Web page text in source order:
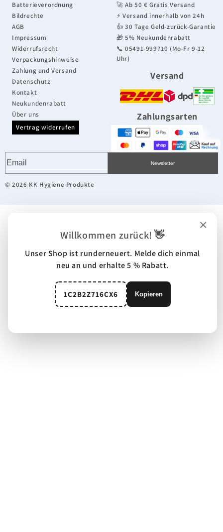
Batterieverordnung
Bildrechte
AGB
Impressum
Widerrufsrecht
Verpackungshinweise
Zahlung und Versand
Datenschutz
Kontakt
Neukundenrabatt
Über uns
Vertrag widerrufen
🚀 Ab 50 € Gratis Versand
⚡ Versand innerhalb von 24h
👍 30 Tage Geld-zurück-Garantie
🎁 5% Neukundenrabatt
📞 05491-999710 (Mo-Fr 9-12
Uhr)
Versand
Zahlungsarten
© 2026 KK Hygiene Produkte
Newsletter
×
Willkommen zurück! 👋
Unser Shop ist runderneuert. Melde dich einmal
neu an und erhalte 5 % Rabatt.
1C2B2Z716CX6 Kopieren